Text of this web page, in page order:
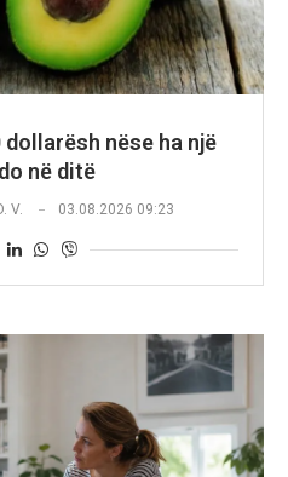
nëse ha një
në ditë
V. 03.08.2026 09:23